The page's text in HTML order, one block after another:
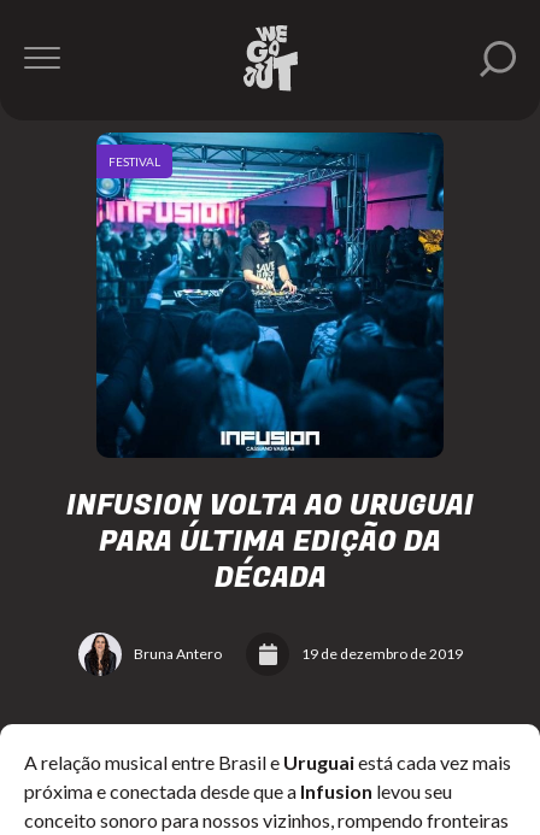
INFUSION VOLTA AO URUGUAI
PARA ÚLTIMA EDIÇÃO DA
DÉCADA
Bruna Antero 19 de dezembro de 2019
FESTIVAL
A relação musical entre Brasil e Uruguaiestá cada vez mais
próxima e conectada desde que a Infusion levou seu
conceito sonoro para nossos vizinhos, rompendo fronteiras